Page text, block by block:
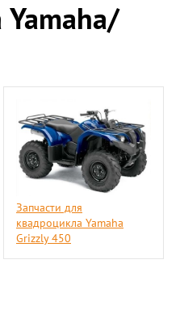
Yamaha/
Запчасти для
квадроцикла Yamaha
Grizzly 450